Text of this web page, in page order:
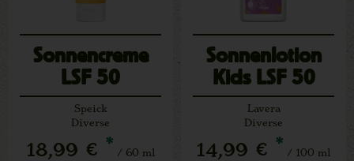
Sonnencreme
LSF 50
Speick
Diverse
18,99 € * / 60 ml
Sonnenlotion
Kids LSF 50
Lavera
Diverse
14,99 € * / 100 ml